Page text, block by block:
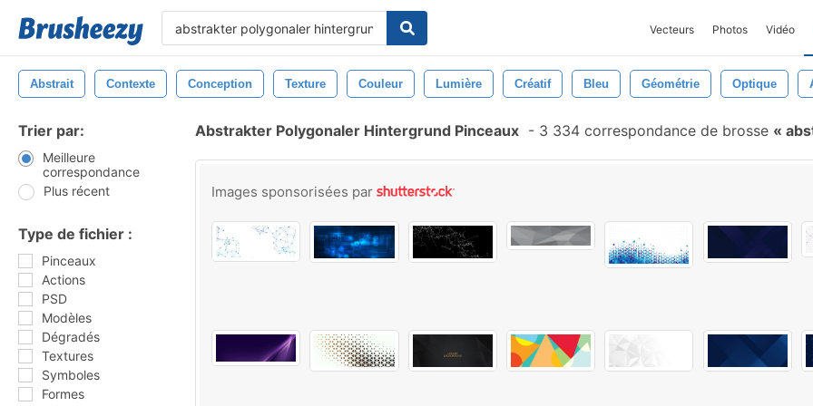
Vecteurs Photos Vidéo
Abstrait Contexte Conception Texture Couleur Lumière Créatif Bleu Géométrie Optique
Trier par:
Meilleure
correspondance
Plus récent
Type de fichier :
Pinceaux
Actions
PSD
Modèles
Dégradés
Textures
Symboles
Formes
Abstrakter Polygonaler Hintergrund Pinceaux - 3 334 correspondance de brosse
Images sponsorisées par